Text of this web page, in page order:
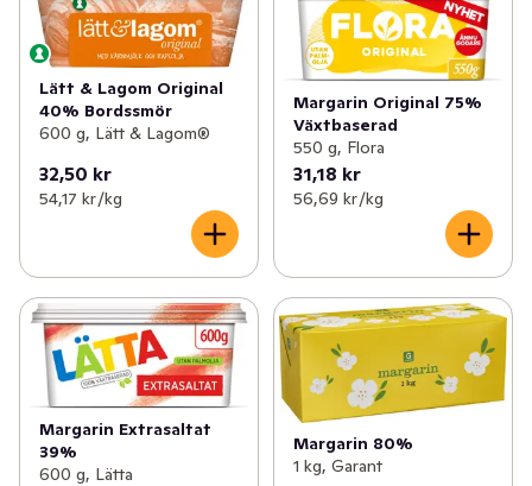
Lätt & Lagom Original
40% Bordssmör
600 g, Lätt & Lagom®
32,50 kr
54,17 kr /kg
Margarin Original 75%
Växtbaserad
550 g, Flora
31,18 kr
56,69 kr /kg
Margarin Extrasaltat
39%
600 g, Lätta
Margarin 80%
1 kg, Garant